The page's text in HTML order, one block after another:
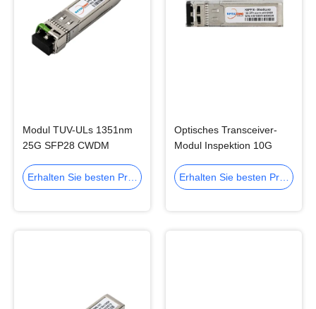
Modul TUV-ULs 1351nm
25G SFP28 CWDM
Erhalten Sie besten Preis
Optisches Transceiver-
Modul Inspektion 10G
Ethernet-Netzwerk
Erhalten Sie besten Preis